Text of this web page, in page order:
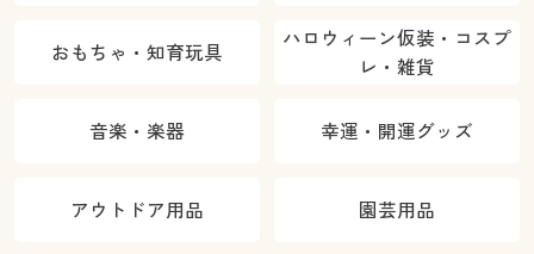
おもちゃ・知育玩具
ハロウィーン仮装・コスプ
レ・雑貨
音楽・楽器 幸運・開運グッズ
アウトドア用品 園芸用品